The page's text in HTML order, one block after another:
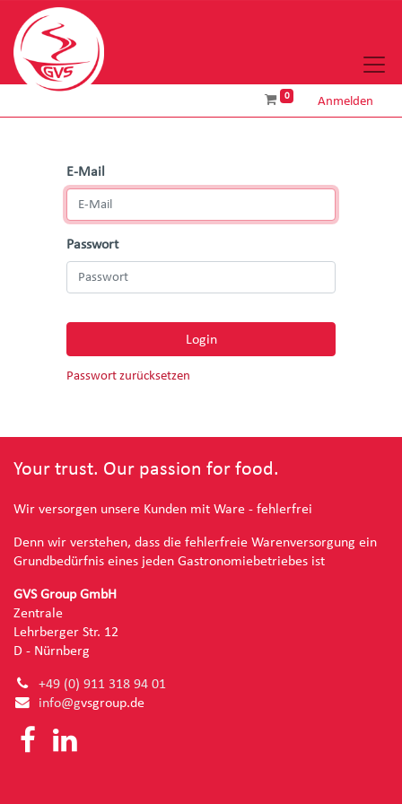
0 Anmelden
E-Mail
Passwort
Login
Passwort zurücksetzen
Your trust. Our passion for food.
Wir versorgen unsere Kunden mit Ware - fehlerfrei
Denn wir verstehen, dass die fehlerfreie Warenversorgung ein
Grundbedürfnis eines jeden Gastronomiebetriebes ist
GVS Group GmbH
Zentrale
Lehrberger Str. 12
D - Nürnberg
+49 (0) 911 318 94 01
info@gvsgroup.de